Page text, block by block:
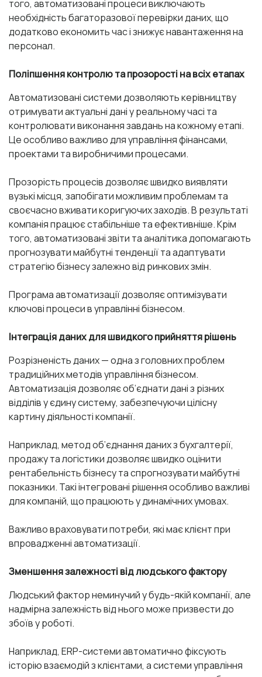
того, автоматизовані процеси виключають
необхідність багаторазової перевірки даних, що
додатково економить час і знижує навантаження на
персонал.
Поліпшення контролю та прозорості на всіх етапах
Автоматизовані системи дозволяють керівництву
отримувати актуальні дані у реальному часі та
контролювати виконання завдань на кожному етапі.
Це особливо важливо для управління фінансами,
проектами та виробничими процесами.
Прозорість процесів дозволяє швидко виявляти
вузькі місця, запобігати можливим проблемам та
своєчасно вживати коригуючих заходів. В результаті
компанія працює стабільніше та ефективніше. Крім
того, автоматизовані звіти та аналітика допомагають
прогнозувати майбутні тенденції та адаптувати
стратегію бізнесу залежно від ринкових змін.
Програма автоматизації дозволяє оптимізувати
ключові процеси в управлінні бізнесом.
Інтеграція даних для швидкого прийняття рішень
Розрізненість даних — одна з головних проблем
традиційних методів управління бізнесом.
Автоматизація дозволяє об’єднати дані з різних
відділів у єдину систему, забезпечуючи цілісну
картину діяльності компанії.
Наприклад, метод об’єднання даних з бухгалтерії,
продажу та логістики дозволяє швидко оцінити
рентабельність бізнесу та спрогнозувати майбутні
показники. Такі інтегровані рішення особливо важливі
для компаній, що працюють у динамічних умовах.
Важливо враховувати потреби, які має клієнт при
впровадженні автоматизації.
Зменшення залежності від людського фактору
Людський фактор неминучий у будь-якій компанії, але
надмірна залежність від нього може призвести до
збоїв у роботі.
Наприклад, ERP-системи автоматично фіксують
історію взаємодій з клієнтами, а системи управління